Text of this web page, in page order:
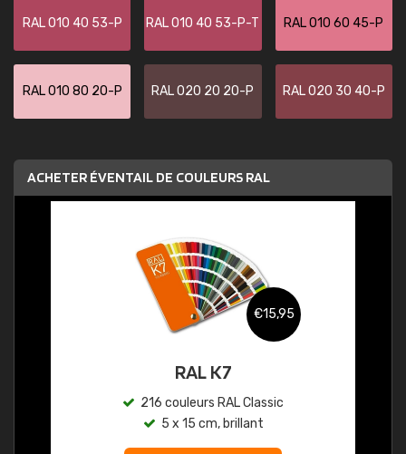
RAL 010 40 53-P RAL 010 40 53-P-T RAL 010 60 45-P
RAL 010 80 20-P RAL 020 20 20-P RAL 020 30 40-P
ACHETER ÉVENTAIL DE COULEURS RAL
€15,95
RAL K7
216 couleurs RAL Classic
5 x 15 cm, brillant